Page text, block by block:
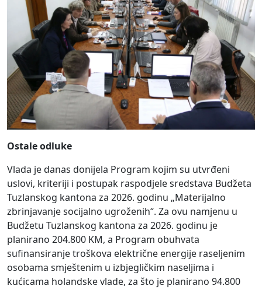
Ostale odluke
Vlada je danas donijela Program kojim su utvrđeni
uslovi, kriteriji i postupak raspodjele sredstava Budžeta
Tuzlanskog kantona za 2026. godinu „Materijalno
zbrinjavanje socijalno ugroženih“. Za ovu namjenu u
Budžetu Tuzlanskog kantona za 2026. godinu je
planirano 204.800 KM, a Program obuhvata
sufinansiranje troškova električne energije raseljenim
osobama smještenim u izbjegličkim naseljima i
kućicama holandske vlade, za što je planirano 94.800